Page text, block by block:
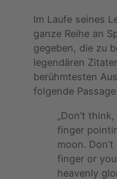
Im Laufe seines
ganze Reihe an
gegeben, die zu
legendären
berühmtesten
folgende Passage:
„Don’t
finger
moon.
finger or
heavenly